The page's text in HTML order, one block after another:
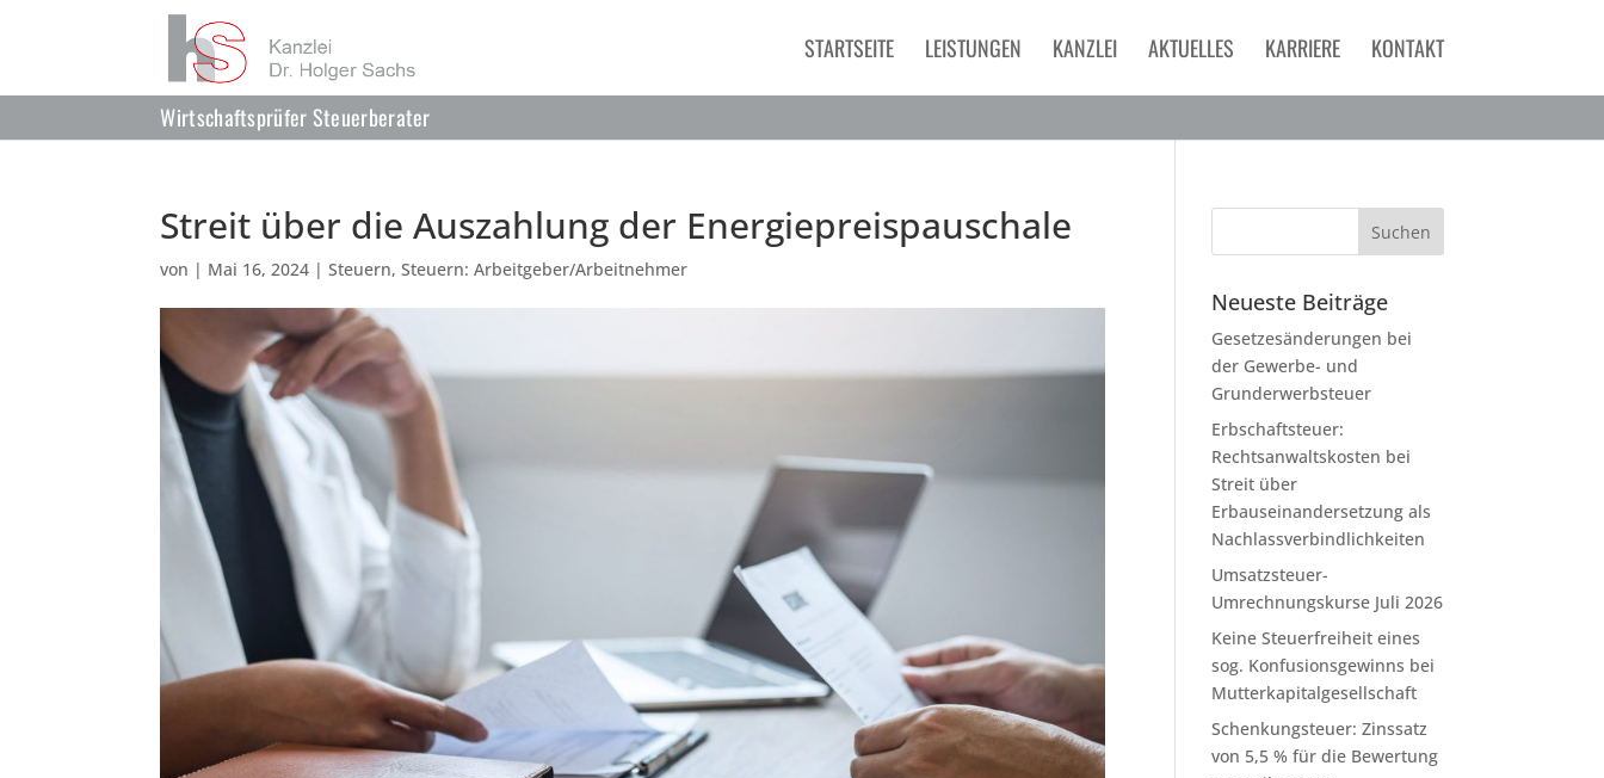
STARTSEITE LEISTUNGEN KANZLEI AKTUELLES KARRIERE KONTAKT
Wirtschaftsprüfer Steuerberater
Streit über die Auszahlung der Energiepreispauschale
von | Mai 16, 2024 |Steuern,Steuern: Arbeitgeber/Arbeitnehmer
Neueste Beiträge
Gesetzesänderungen bei
der Gewerbe- und
Grunderwerbsteuer
Erbschaftsteuer:
Rechtsanwaltskosten bei
Streit über
Erbauseinandersetzung als
Nachlassverbindlichkeiten
Umsatzsteuer-
Umrechnungskurse Juli 2026
Keine Steuerfreiheit eines
sog. Konfusionsgewinns bei
Mutterkapitalgesellschaft
Schenkungsteuer: Zinssatz
von 5,5 % für die Bewertung